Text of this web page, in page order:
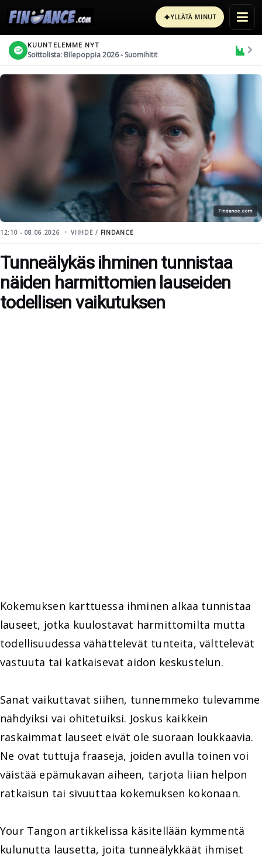
✦YLLÄTÄ MINUT
KUUNTELEMME NYT
Soittolista: Bilepoppia 2026 - Suomihitit
Findance.com
12:10 - 08.06.2026 VIIHDE / FINDANCE
Tunneälykäs ihminen tunnistaa
näiden harmittomien lauseiden
todellisen vaikutuksen
Kokemuksen karttuessa ihminen alkaa tunnistaa
lauseet, jotka kuulostavat harmittomilta mutta
todellisuudessa vähättelevät tunteita, välttelevät
vastuuta tai katkaisevat aidon keskustelun.
Sanat vaikuttavat siihen, tunnemmeko tulevamme
nähdyiksi vai ohitetuiksi. Joskus kaikkein
raskaimmat lauseet eivät ole suoraan loukkaavia.
Ne ovat tuttuja fraaseja, joiden avulla toinen voi
väistää epämukavan aiheen, tarjota liian helpon
ratkaisun tai sivuuttaa kokemuksen kokonaan.
Your Tangon artikkelissa käsitellään kymmentä
kulunutta lausetta, joita tunneälykkäät ihmiset